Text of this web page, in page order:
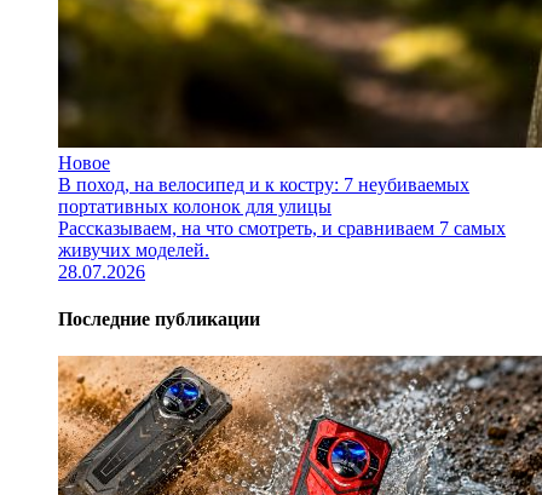
Новое
В поход, на велосипед и к костру: 7 неубиваемых
портативных колонок для улицы
Рассказываем, на что смотреть, и сравниваем 7 самых
живучих моделей.
28.07.2026
Последние публикации